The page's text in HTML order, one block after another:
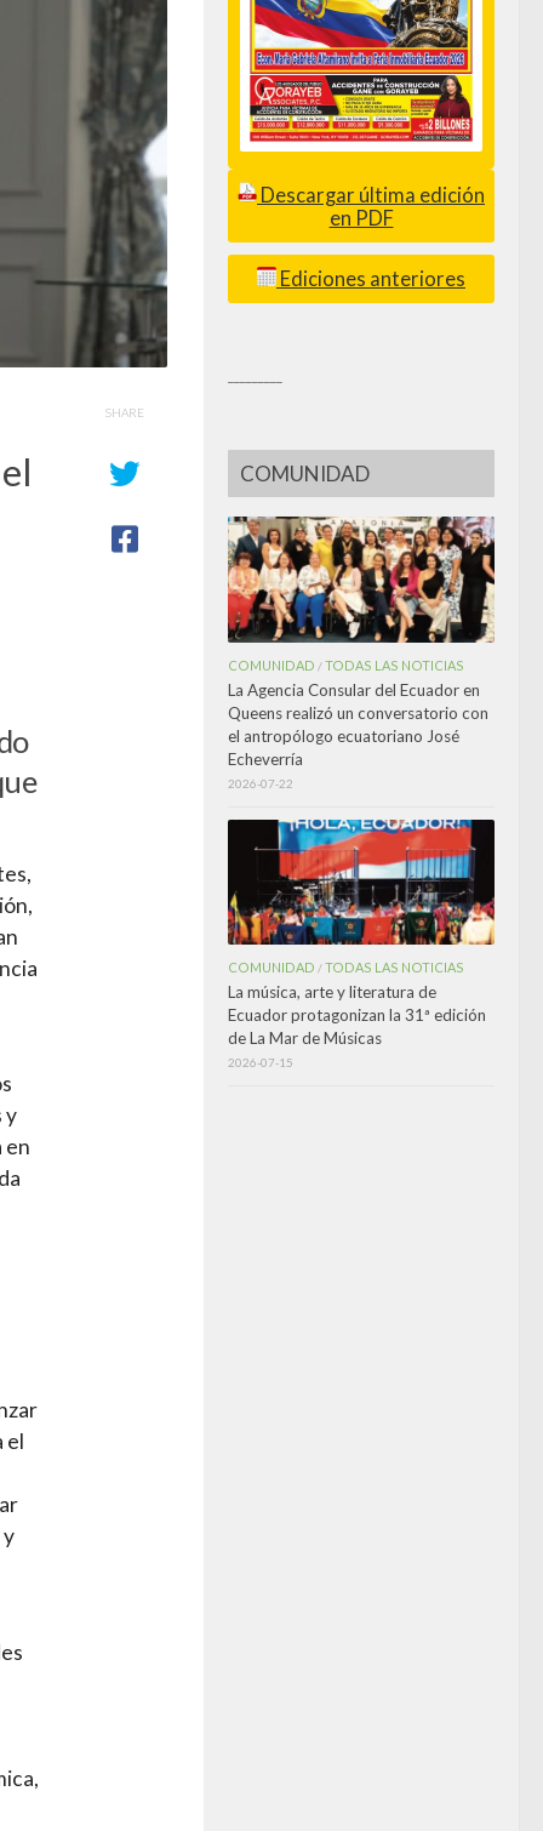
y
en
el
y
SHARE
Descargar última edición
en PDF
Ediciones anteriores
COMUNIDAD
COMUNIDAD /TODAS LAS NOTICIAS
La Agencia Consular del Ecuador en
Queens realizó un conversatorio con
el antropólogo ecuatoriano José
Echeverría
2026-07-22
COMUNIDAD /TODAS LAS NOTICIAS
La música, arte y literatura de
Ecuador protagonizan la 31ª edición
de La Mar de Músicas
2026-07-15